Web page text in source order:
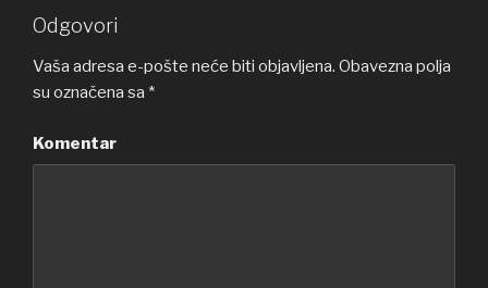
Odgovori
Vaša adresa e-pošte neće biti objavljena. Obavezna polja
su označena sa *
Komentar